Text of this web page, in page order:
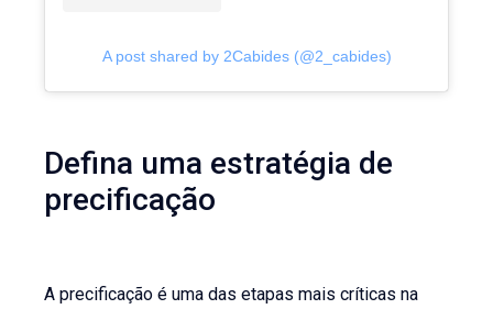
A post shared by 2Cabides (@2_cabides)
Defina uma estratégia de
precificação
A precificação é uma das etapas mais críticas na